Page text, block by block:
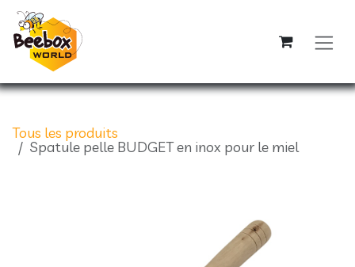
Se rendre au contenu
Tous les produits
Spatule pelle BUDGET en inox pour le miel